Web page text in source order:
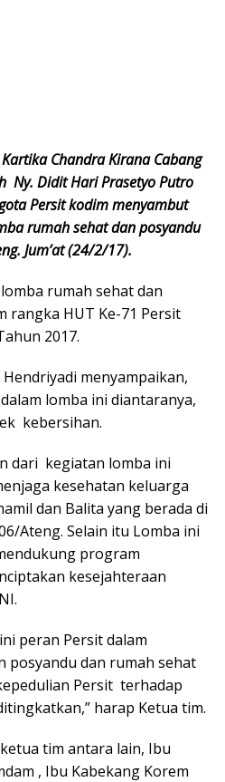
Chandra Kirana Cabang
Ny. Didit Hari Prasetyo Putro
Persit kodim menyambut
rumah sehat dan posyandu
Jum’at (24/2/17).
rumah sehat dan
rangka HUT Ke-71 Persit
2017.
menyampaikan,
lomba ini diantaranya,
kebersihan.
dari kegiatan lomba ini
kesehatan keluarga
dan Balita yang berada di
Ateng. Selain itu Lomba ini
program
kesejahteraan
peran Persit dalam
posyandu dan rumah sehat
Persit terhadap
harap Ketua tim.
tim antara lain, Ibu
, Ibu Kabekang Korem